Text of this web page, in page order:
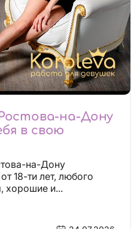
на-Дону
в свою
на-Дону
18-ти лет, любого
хорошие и...